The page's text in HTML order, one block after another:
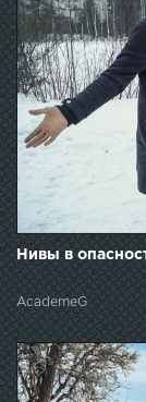
Нивы в
AcademeG